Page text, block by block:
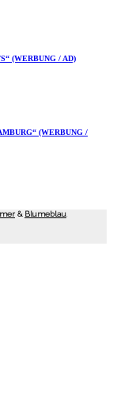
(WERBUNG / AD)
(WERBUNG /
& Blumeblau